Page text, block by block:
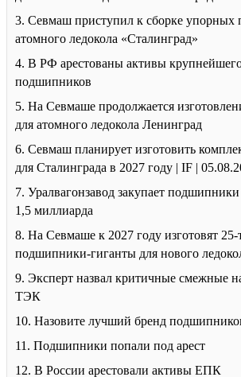
3. Севмаш приступил к сборке упорных
атомного ледокола «Сталинград»
4. В РФ арестованы активы
подшипников
5. На Севмаше продолжается
для атомного ледокола Ленинград
6. Севмаш планирует изготовить
для Сталинграда в 2027 году | IF |
7. Уралвагонзавод закупает
1,5 миллиарда
8. На Севмаше к 2027 году изготовят
подшипники-гиганты для нового
9. Эксперт назвал критичные смежные
ТЭК
10. Назовите лучший бренд
11. Подшипники попали под арест
12. В России арестовали активы ЕПК